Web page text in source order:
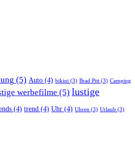
(5) Auto (4) bikini (3) Brad Pitt (3) Camping
werbefilme (5) lustige
(4) trend (4) Uhr (4) Uhren (3) Urlaub (3)